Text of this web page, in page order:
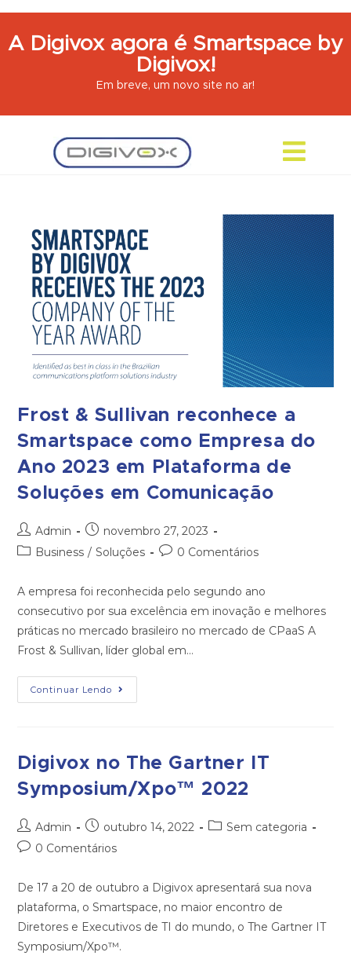
A Digivox agora é Smartspace by
Digivox!
Em breve, um novo site no ar!
Frost & Sullivan reconhece a
Smartspace como Empresa do
Ano 2023 em Plataforma de
Soluções em Comunicação
Admin
novembro 27, 2023
Business / Soluções 0 Comentários
A empresa foi reconhecida pelo segundo ano
consecutivo por sua excelência em inovação e melhores
práticas no mercado brasileiro no mercado de CPaaS A
Frost & Sullivan, líder global em…
Continuar Lendo
Digivox no The Gartner IT
Symposium/Xpo™ 2022
Admin outubro 14, 2022
Sem categoria
0 Comentários
De 17 a 20 de outubro a Digivox apresentará sua nova
plataforma, o Smartspace, no maior encontro de
Diretores e Executivos de TI do mundo, o The Gartner IT
Symposium/Xpo™.